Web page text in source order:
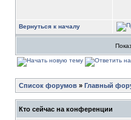
Вернуться к началу
Список форумов » Главный
Кто сейчас на конференции